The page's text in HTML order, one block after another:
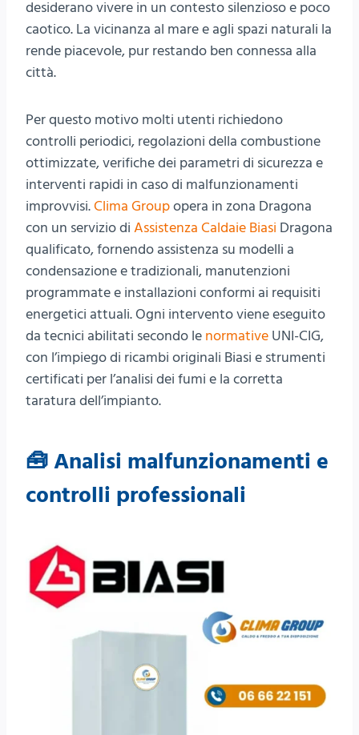
desiderano vivere in un contesto silenzioso e poco
caotico. La vicinanza al mare e agli spazi naturali la
rende piacevole, pur restando ben connessa alla
città.
Per questo motivo molti utenti richiedono
controlli periodici, regolazioni della combustione
ottimizzate, verifiche dei parametri di sicurezza e
interventi rapidi in caso di malfunzionamenti
improvvisi.Clima Groupopera in zona Dragona
con un servizio di Assistenza Caldaie Biasi Dragona
qualificato, fornendo assistenza su modelli a
condensazione e tradizionali, manutenzioni
programmate e installazioni conformi ai requisiti
energetici attuali. Ogni intervento viene eseguito
da tecnici abilitati secondo le normative UNI-CIG,
con l’impiego di ricambi originali Biasi e strumenti
certificati per l’analisi dei fumi e la corretta
taratura dell’impianto.
🧰 Analisi malfunzionamenti e
controlli professionali